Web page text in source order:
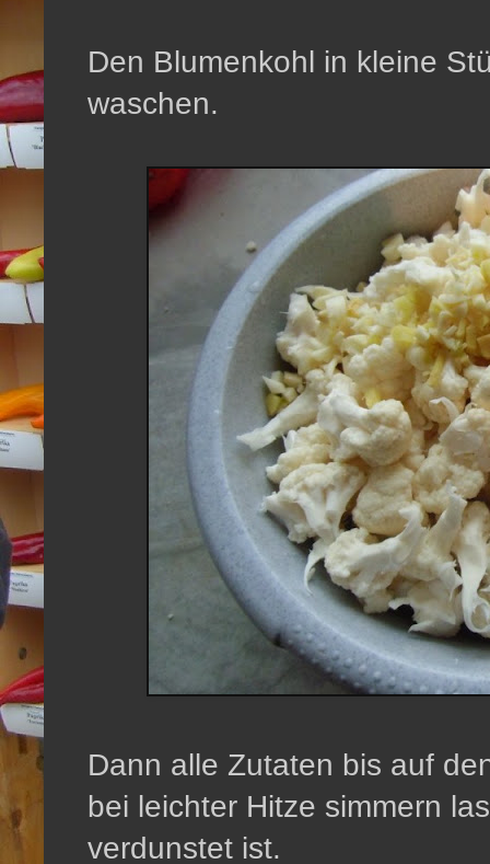
Den Blumenkohl in kleine
waschen.
Dann alle Zutaten bis auf
bei leichter Hitze simmern
verdunstet ist.